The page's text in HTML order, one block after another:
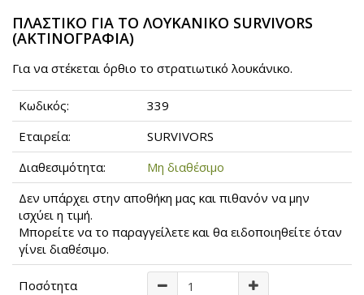
ΠΛΑΣΤΙΚΟ ΓΙΑ ΤΟ ΛΟΥΚΑΝΙΚΟ SURVIVORS
(ΑΚΤΙΝΟΓΡΑΦΙΑ)
Για να στέκεται όρθιο το στρατιωτικό λουκάνικο.
Κωδικός:
339
Εταιρεία:
SURVIVORS
Διαθεσιμότητα:
Μη διαθέσιμο
Δεν υπάρχει στην αποθήκη μας και πιθανόν να μην
ισχύει η τιμή.
Μπορείτε να το παραγγείλετε και θα ειδοποιηθείτε όταν
γίνει διαθέσιμο.
Ποσότητα